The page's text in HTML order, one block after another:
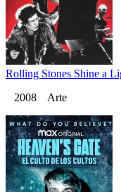
Rolling Stones Shine a
2008 Arte